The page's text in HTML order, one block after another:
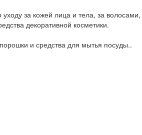
за кожей лица и тела, за
декоративной косметики.
и средства для мытья посуды..